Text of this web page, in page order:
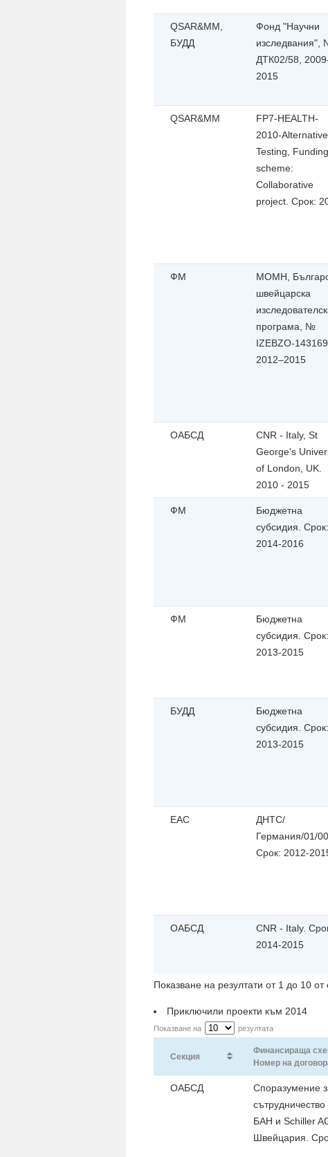
QSAR&ММ,
БУДД
Фонд "Научни
изследвания",
ДТК02/58,
2015
QSAR&ММ
FP7-HEALTH-
2010-
Testing, Funding
scheme:
Collaborative
project. Срок:
ФМ
МОМН,
швейцарска
програма, №
IZEBZO-
2012–2015
ОАБСД
CNR - Italy, St
George's
of London, UK.
2010 - 2015
ФМ
Бюджетна
субсидия. Срок:
2014-2016
ФМ
Бюджетна
субсидия. Срок:
2013-2015
БУДД
Бюджетна
субсидия. Срок:
2013-2015
ЕАС
ДНТС/
Германия/01/
Срок: 2012-
ОАБСД
CNR - Italy.
2014-2015
Показване на резултати от 1 до 10
Приключили проекти към 2014
Показване на
резултата
Секция
Финансираща
Номер на
ОАБСД
Споразумение
БАН и Schiller
Швейцария.